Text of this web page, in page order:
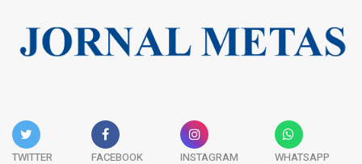
TWITTER FACEBOOK INSTAGRAM WHATSAPP